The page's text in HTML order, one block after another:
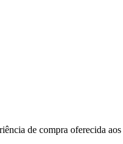
de compra oferecida